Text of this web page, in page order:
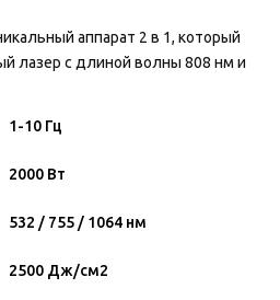
аппарат 2 в 1, который
лазер с длиной волны 808 нм и
1-10 Гц
2000 Вт
532 / 755 / 1064 нм
2500 Дж/см2